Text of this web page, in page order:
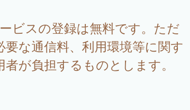
ビスの登録は無料です。ただ
要な通信料、利用環境等に関す
者が負担するものとします。